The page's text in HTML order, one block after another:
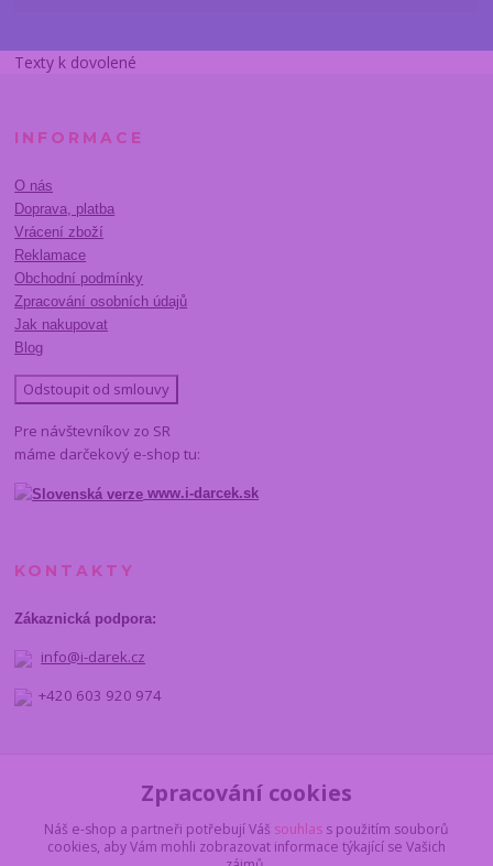
Texty k dovolené
INFORMACE
O nás
Doprava, platba
Vrácení zboží
Reklamace
Obchodní podmínky
Zpracování osobních údajů
Jak nakupovat
Blog
Odstoupit od smlouvy
Pre návštevníkov zo SR
máme darčekový e-shop tu:
www.i-darcek.sk
KONTAKTY
Zákaznická podpora:
info@i-darek.cz
+420 603 920 974
Zpracování cookies
Náš e-shop a partneři potřebují Váš souhlas s použitím souborů
cookies, aby Vám mohli zobrazovat informace týkající se Vašich